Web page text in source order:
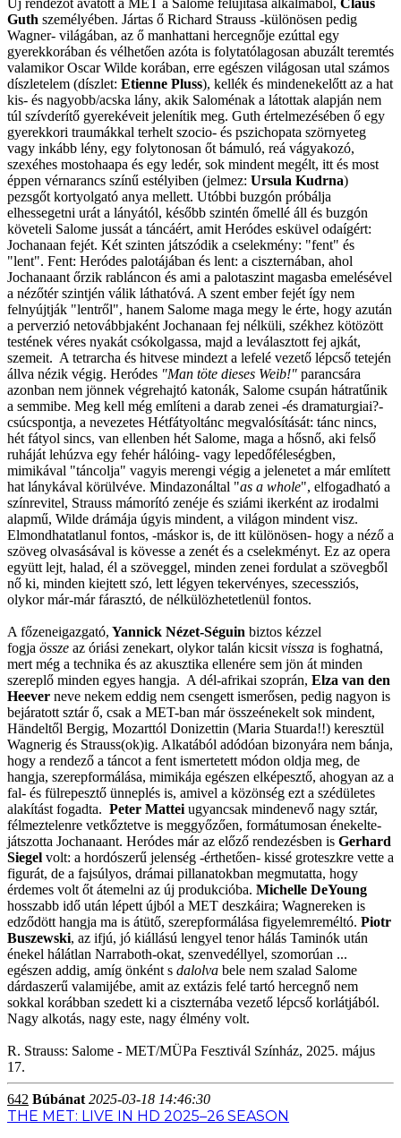
Guth személyében. Jártas ő Richard Strauss -különösen pedig
Wagner- világában, az ő manhattani hercegnője ezúttal egy
gyerekkorában és vélhetően azóta is folytatólagosan abuzált teremtés
valamikor Oscar Wilde korában, erre egészen világosan utal számos
díszletelem (díszlet: Etienne Pluss), kellék és mindenekelőtt az a hat
kis- és nagyobb/acska lány, akik Saloménak a látottak alapján nem
túl szívderítő gyerekéveit jelenítik meg. Guth értelmezésében ő egy
gyerekkori traumákkal terhelt szocio- és pszichopata szörnyeteg
vagy inkább lény, egy folytonosan őt bámuló, reá vágyakozó,
szexéhes mostohaapa és egy ledér, sok mindent megélt, itt és most
éppen vérnarancs színű estélyiben (jelmez: Ursula Kudrna)
pezsgőt kortyolgató anya mellett. Utóbbi buzgón próbálja
elhessegetni urát a lányától, később szintén őmellé áll és buzgón
követeli Salome jussát a táncáért, amit Heródes esküvel odaígért:
Jochanaan fejét. Két szinten játszódik a cselekmény: "fent" és
"lent". Fent: Heródes palotájában és lent: a ciszternában, ahol
Jochanaant őrzik rabláncon és ami a palotaszint magasba emelésével
a nézőtér szintjén válik láthatóvá. A szent ember fejét így nem
felnyújtják "lentről", hanem Salome maga megy le érte, hogy azután
a perverzió netovábbjaként Jochanaan fej nélküli, székhez kötözött
testének véres nyakát csókolgassa, majd a leválasztott fej ajkát,
szemeit. A tetrarcha és hitvese mindezt a lefelé vezető lépcső tetején
állva nézik végig. Heródes "Man töte dieses Weib!" parancsára
azonban nem jönnek végrehajtó katonák, Salome csupán hátratűnik
a semmibe. Meg kell még említeni a darab zenei -és dramaturgiai?-
csúcspontja, a nevezetes Hétfátyoltánc megvalósítását: tánc nincs,
hét fátyol sincs, van ellenben hét Salome, maga a hősnő, aki felső
ruháját lehúzva egy fehér hálóing- vagy lepedőféleségben,
mimikával "táncolja" vagyis merengi végig a jelenetet a már említett
hat lánykával körülvéve. Mindazonáltal "as a whole", elfogadható a
színrevitel, Strauss mámorító zenéje és sziámi ikerként az irodalmi
alapmű, Wilde drámája úgyis mindent, a világon mindent visz.
Elmondhatatlanul fontos, -máskor is, de itt különösen- hogy a néző a
szöveg olvasásával is kövesse a zenét és a cselekményt. Ez az opera
együtt lejt, halad, él a szöveggel, minden zenei fordulat a szövegből
nő ki, minden kiejtett szó, lett légyen tekervényes, szecessziós,
olykor már-már fárasztó, de nélkülözhetetlenül fontos.
A főzeneigazgató, Yannick Nézet-Séguin biztos kézzel
fogja össze az óriási zenekart, olykor talán kicsit vissza is foghatná,
mert még a technika és az akusztika ellenére sem jön át minden
szereplő minden egyes hangja. A dél-afrikai szoprán, Elza van den
Heever neve nekem eddig nem csengett ismerősen, pedig nagyon is
bejáratott sztár ő, csak a MET-ban már összeénekelt sok mindent,
Händeltől Bergig, Mozarttól Donizettin (Maria Stuarda!!) keresztül
Wagnerig és Strauss(ok)ig. Alkatából adódóan bizonyára nem bánja,
hogy a rendező a táncot a fent ismertetett módon oldja meg, de
hangja, szerepformálása, mimikája egészen elképesztő, ahogyan az a
fal- és fülrepesztő ünneplés is, amivel a közönség ezt a szédületes
alakítást fogadta. Peter Mattei ugyancsak mindenevő nagy sztár,
félmeztelenre vetkőztetve is meggyőzően, formátumosan énekelte-
játszotta Jochanaant. Heródes már az előző rendezésben is Gerhard
Siegel volt: a hordószerű jelenség -érthetően- kissé groteszkre vette a
figurát, de a fajsúlyos, drámai pillanatokban megmutatta, hogy
érdemes volt őt átemelni az új produkcióba. Michelle DeYoung
hosszabb idő után lépett újból a MET deszkáira; Wagnereken is
edződött hangja ma is átütő, szerepformálása figyelemreméltó. Piotr
Buszewski, az ifjú, jó kiállású lengyel tenor hálás Taminók után
énekel hálátlan Narraboth-okat, szenvedéllyel, szomorúan ...
egészen addig, amíg önként s dalolva bele nem szalad Salome
dárdaszerű valamijébe, amit az extázis felé tartó hercegnő nem
sokkal korábban szedett ki a ciszternába vezető lépcső korlátjából.
Nagy alkotás, nagy este, nagy élmény volt.
R. Strauss: Salome - MET/MÜPa Fesztivál Színház, 2025. május
17.
642 Búbánat 2025-03-18 14:46:30
THE MET: LIVE IN HD 2025–26 SEASON